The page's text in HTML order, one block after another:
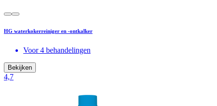
HG waterkokerreiniger en -ontkalker
Voor 4 behandelingen
Bekijken
4,7